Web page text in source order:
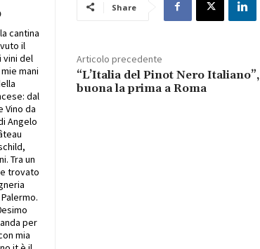
cantina
il
del
mani
dal
Vino da
Angelo
Tra un
trovato
per
mia
Share
Articolo precedente
“L’Italia del Pinot Nero Italiano”,
buona la prima a Roma